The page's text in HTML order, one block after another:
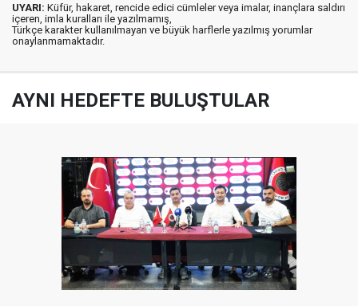
UYARI: Küfür, hakaret, rencide edici cümleler veya imalar, inançlara saldırı
içeren, imla kuralları ile yazılmamış,
Türkçe karakter kullanılmayan ve büyük harflerle yazılmış yorumlar
onaylanmamaktadır.
AYNI HEDEFTE BULUŞTULAR